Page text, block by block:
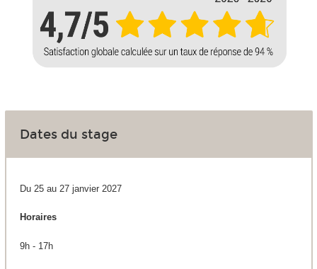
Dates du stage
Du 25 au 27 janvier 2027
Horaires
9h - 17h